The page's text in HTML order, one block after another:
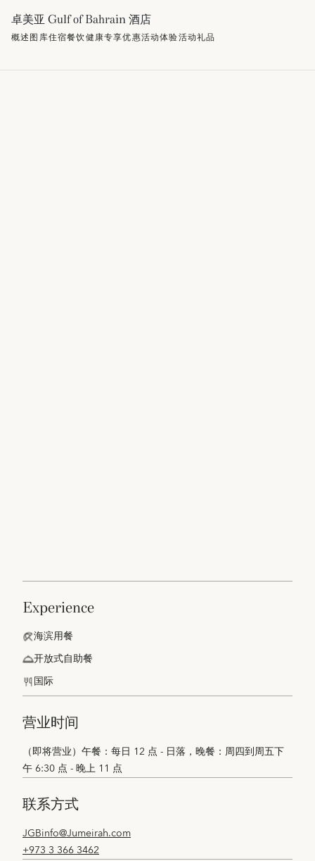
卓美亚 Gulf of Bahrain 酒店
概述图库住宿餐饮健康专享优惠活动体验活动礼品
experience
海滨用餐
开放式自助餐
国际
营业时间
（即将营业）午餐：每日 12 点 - 日落，晚餐：周四到周五下
午 6:30 点 - 晚上 11 点
联系方式
JGBinfo@Jumeirah.com
+973 3 366 3462